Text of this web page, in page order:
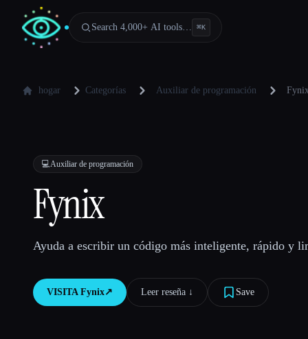
Search 4,000+ AI tools… ⌘K
hogar Categorías Auxiliar de programación
💻Auxiliar de programación
Fynix
Ayuda a escribir un código más inteligente, rápido y
VISITA Fynix↗︎ Leer reseña ↓︎ Save